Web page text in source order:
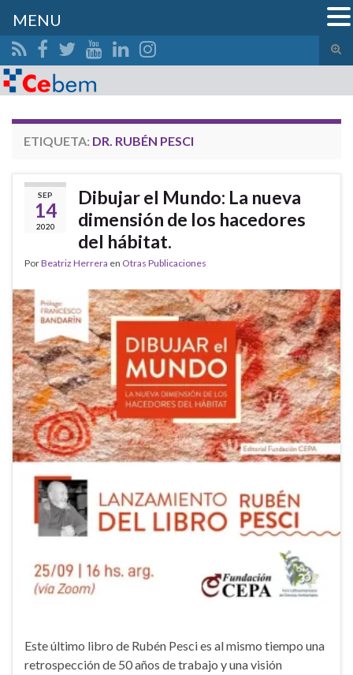
el
Search for:
ETIQUETA: DR. RUBÉN PESCI
SEP
14
2020
Dibujar el Mundo: La nueva
dimensión de los hacedores
del hábitat.
PorBeatriz Herrera en Otras Publicaciones
Este último libro de Rubén Pesci es al mismo tiempo una
retrospección de 50 años de trabajo y una visión
MENU